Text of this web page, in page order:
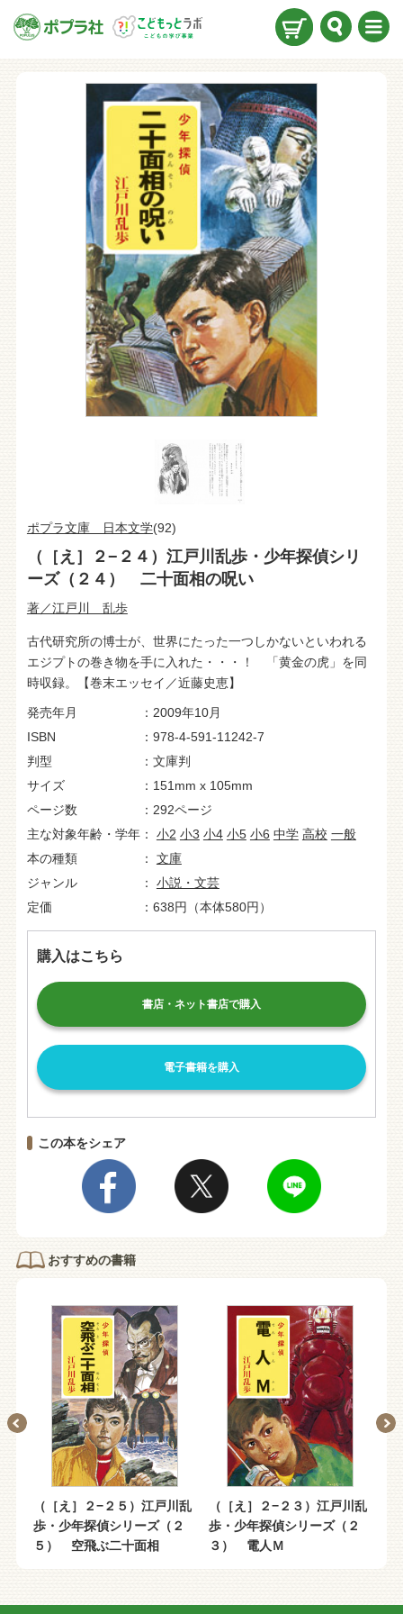
ュー
ポプラ文庫 日本文学(92)
（［え］２−２４）江戸川乱歩・少年探偵シリ
ーズ（２４） 二十面相の呪い
著／江戸川 乱歩
古代研究所の博士が、世界にたった一つしかないといわれる
エジプトの巻き物を手に入れた・・・！ 「黄金の虎」を同
時収録。【巻末エッセイ／近藤史恵】
発売年月
2009年10月
ISBN
978-4-591-11242-7
判型
文庫判
サイズ
151mm x 105mm
ページ数
292ページ
主な対象年齢・学年
小2 小3 小4 小5 小6 中学 高校 一般
本の種類
文庫
ジャンル
小説・文芸
定価
638円（本体580円）
購入はこちら
書店・ネット書店で購入
電子書籍を購入
この本をシェア
おすすめの書籍
（［え］２−２５）江戸川乱
歩・少年探偵シリーズ（２
５） 空飛ぶ二十面相
（［え］２−２３）江戸川乱
歩・少年探偵シリーズ（２
３） 電人Ｍ